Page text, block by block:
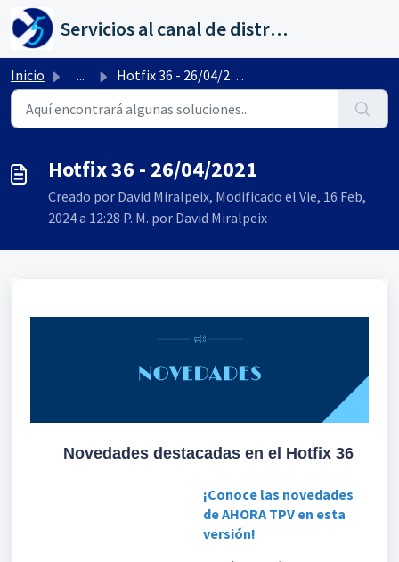
Saltar al contenido principal
Servicios al canal de distribución de AHORA
Inicio ... Hotfix 36 - 26/04/2021
Hotfix 36 - 26/04/2021
Creado por David Miralpeix, Modificado el Vie, 16 Feb,
2024 a 12:28 P. M. por David Miralpeix
Novedades destacadas en el Hotfix 36
¡Conoce las novedades
de AHORA TPV en esta
versión!